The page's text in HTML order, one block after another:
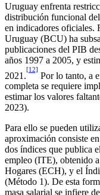
Uruguay enfrenta
distribución funcional
en indicadores oficiales.
Uruguay (BCU) ha
publicaciones del PIB
años 1997 a 2005, y
2021.
[12]
Por lo tanto, a
completa se requiere
estimar los valores
2023).
Para ello se pueden
aproximación consiste
dos índices que publica
empleo (ITE), obtenido
Hogares (ECH), y el
(Método 1). De esta
masa salarial se infiere